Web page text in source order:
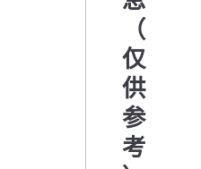
（
仅
供
参
考